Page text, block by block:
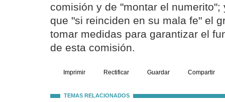
comisión y de "montar el
que "si reinciden en su mala fe" el
tomar medidas para garantizar el
de esta comisión.
Imprimir Rectificar Guardar Compartir
TEMAS RELACIONADOS